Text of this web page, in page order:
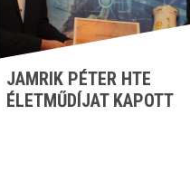
JAMRIK PÉTER HTE
ÉLETMŰDÍJAT KAPOTT